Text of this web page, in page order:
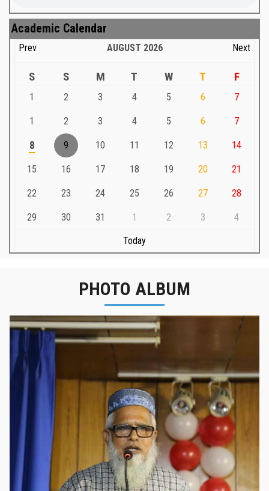
Academic Calendar
Prev AUGUST 2026 Next
S S M T W T F
1 2 3 4 5 6 7
1 2 3 4 5 6 7
8 9 10 11 12 13 14
15 16 17 18 19 20 21
22 23 24 25 26 27 28
29 30 31 1 2 3 4
Today
PHOTO ALBUM
নবীনবরণ - ২০২৫